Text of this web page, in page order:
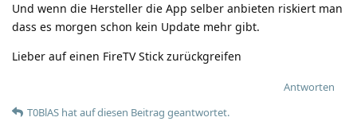
Und wenn die Hersteller die App selber anbieten riskiert man
dass es morgen schon kein Update mehr gibt.
Lieber auf einen FireTV Stick zurückgreifen
Antworten
T0BlAS hatauf diesen Beitrag geantwortet.